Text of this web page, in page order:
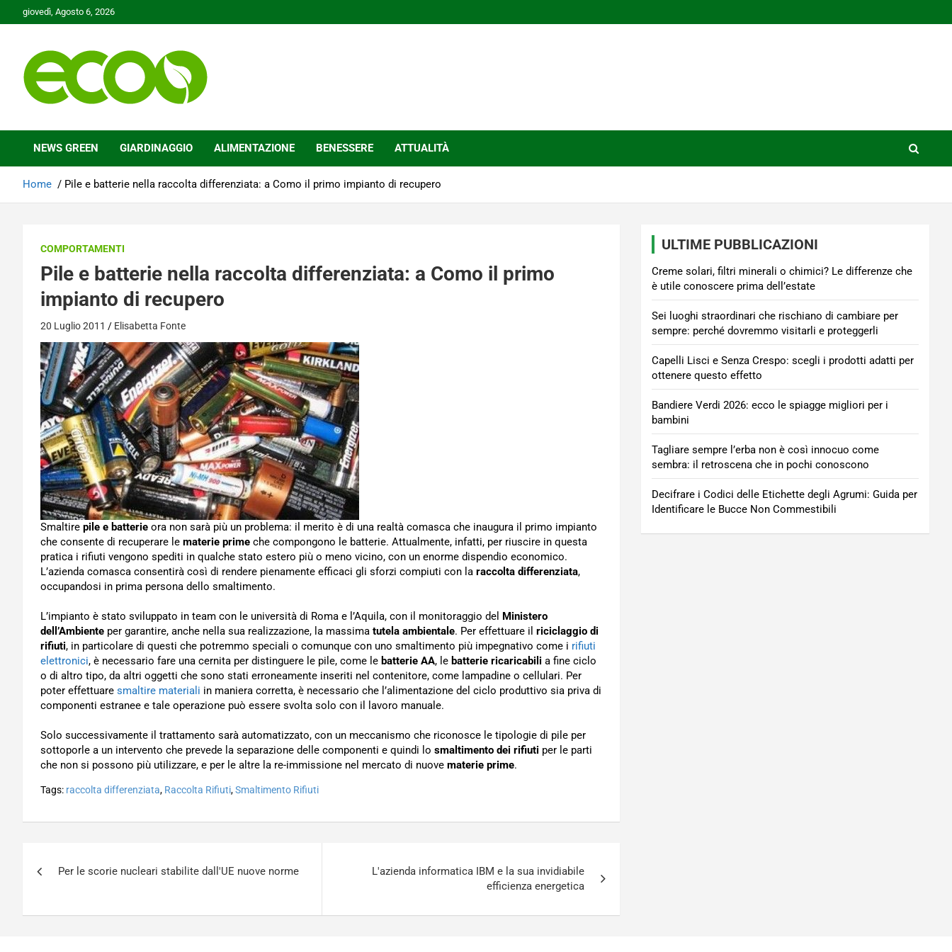
to
giovedì, Agosto 6, 2026
Ecoo.it
NEWS GREEN GIARDINAGGIO ALIMENTAZIONE BENESSERE ATTUALITÀ
Home Pile e batterie nella raccolta differenziata: a Como il primo impianto di recupero
COMPORTAMENTI
Pile e batterie nella raccolta differenziata: a Como il primo
impianto di recupero
20 Luglio 2011 Elisabetta Fonte
Smaltire pile e batterie ora non sarà più un problema: il merito è di una realtà comasca che inaugura il primo impianto
che consente di recuperare le materie prime che compongono le batterie. Attualmente, infatti, per riuscire in questa
pratica i rifiuti vengono spediti in qualche stato estero più o meno vicino, con un enorme dispendio economico.
L’azienda comasca consentirà così di rendere pienamente efficaci gli sforzi compiuti con la raccolta differenziata,
occupandosi in prima persona dello smaltimento.
L’impianto è stato sviluppato in team con le università di Roma e l’Aquila, con il monitoraggio del Ministero
dell’Ambiente per garantire, anche nella sua realizzazione, la massima tutela ambientale. Per effettuare il riciclaggio di
rifiuti, in particolare di questi che potremmo speciali o comunque con uno smaltimento più impegnativo come i rifiuti
elettronici, è necessario fare una cernita per distinguere le pile, come le batterie AA, le batterie ricaricabili a fine ciclo
o di altro tipo, da altri oggetti che sono stati erroneamente inseriti nel contenitore, come lampadine o cellulari. Per
poter effettuare smaltire materiali in maniera corretta, è necessario che l’alimentazione del ciclo produttivo sia priva di
componenti estranee e tale operazione può essere svolta solo con il lavoro manuale.
Solo successivamente il trattamento sarà automatizzato, con un meccanismo che riconosce le tipologie di pile per
sottoporle a un intervento che prevede la separazione delle componenti e quindi lo smaltimento dei rifiuti per le parti
che non si possono più utilizzare, e per le altre la re-immissione nel mercato di nuove materie prime.
Tags: raccolta differenziata, Raccolta Rifiuti,Smaltimento Rifiuti
Per le scorie nucleari stabilite dall'UE nuove norme
L'azienda informatica IBM e la sua invidiabile
efficienza energetica
ULTIME PUBBLICAZIONI
Creme solari, filtri minerali o chimici? Le differenze che
è utile conoscere prima dell’estate
Sei luoghi straordinari che rischiano di cambiare per
sempre: perché dovremmo visitarli e proteggerli
Capelli Lisci e Senza Crespo: scegli i prodotti adatti per
ottenere questo effetto
Bandiere Verdi 2026: ecco le spiagge migliori per i
bambini
Tagliare sempre l’erba non è così innocuo come
sembra: il retroscena che in pochi conoscono
Decifrare i Codici delle Etichette degli Agrumi: Guida per
Identificare le Bucce Non Commestibili